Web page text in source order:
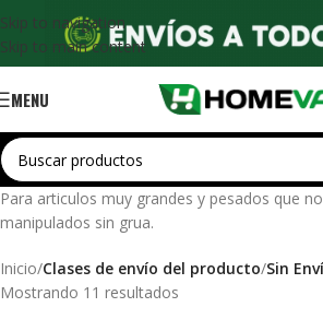
Skip to navigation
Skip to main content
MENU
Para articulos muy grandes y pesados que
manipulados sin grua.
Inicio/Clases de envío del producto/Sin
Mostrando 11 resultados